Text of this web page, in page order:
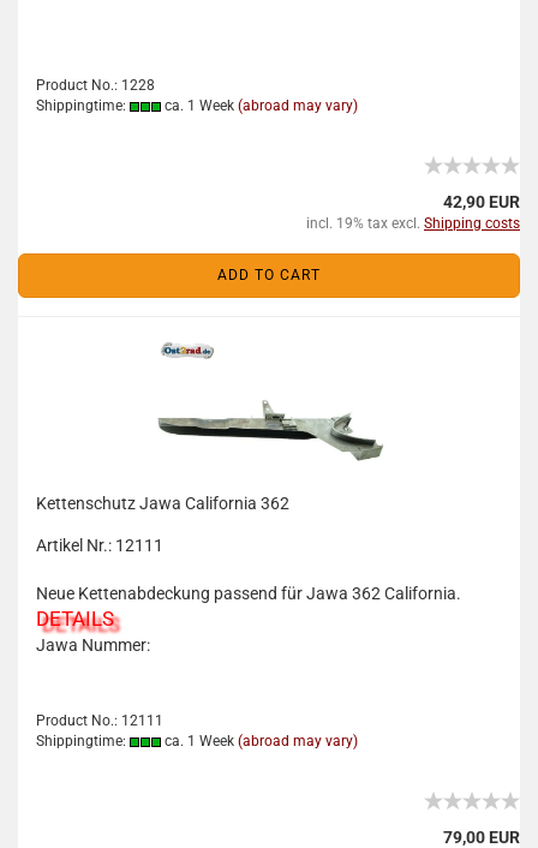
Product No.: 1228
Shippingtime:
ca. 1 Week (abroad may vary)
42,90 EUR
incl. 19% tax excl. Shipping costs
ADD TO CART
Kettenschutz Jawa California 362
Artikel Nr.: 12111
Neue Kettenabdeckung passend für Jawa 362 California.
DETAILS
Jawa Nummer:
Product No.: 12111
Shippingtime:
ca. 1 Week (abroad may vary)
79,00 EUR